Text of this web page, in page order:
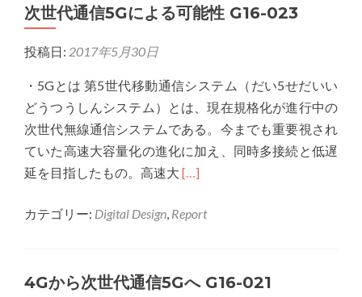
次世代通信5Gによる可能性 G16-023
投稿日: 2017年5月30日
・5Gとは 第5世代移動通信システム（だい5せだいい
どうつうしんシステム）とは、現在規格化が進行中の
次世代無線通信システムである。今までも重要視され
ていた高速大容量化の進化に加え、同時多接続と低遅
延を目指したもの。高速大 Read
about
代
[…]
カテゴリー: Digital Design, Report
4Gから次世代通信5Gへ G16-021